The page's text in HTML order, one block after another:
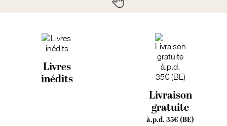
Livres
inédits
Livraison
gratuite
à.p.d. 35€ (BE)